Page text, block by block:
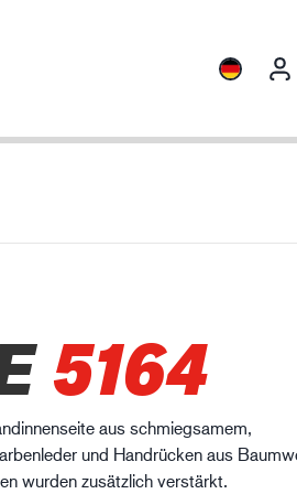
5164
aus schmiegsamem,
und Handrücken aus
wurden zusätzlich verstärkt.